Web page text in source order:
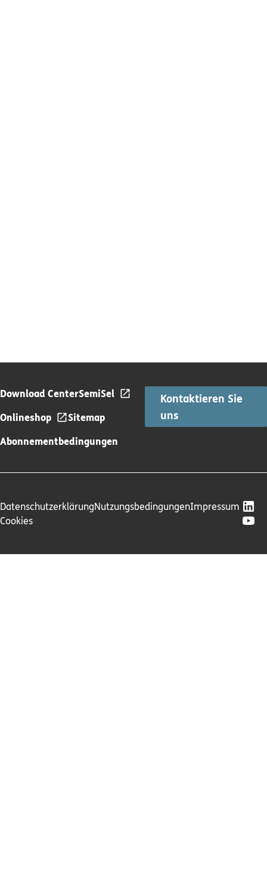
Download CenterSemiSel
Onlineshop
Sitemap
Abonnementbedingungen
Kontaktieren Sie
uns
DatenschutzerklärungNutzungsbedingungenImpressum
Cookies